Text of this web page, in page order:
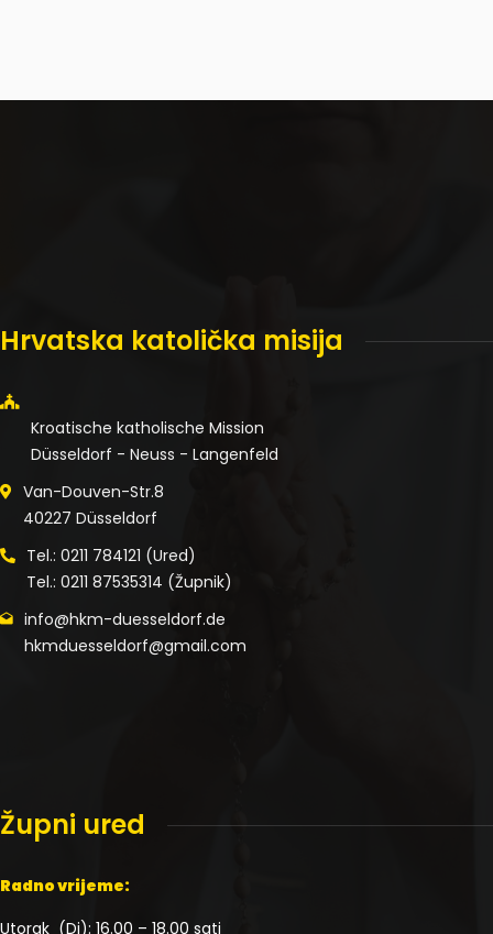
Hrvatska katolička misija
Kroatische katholische Mission
Düsseldorf - Neuss - Langenfeld
Van-Douven-Str.8
40227 Düsseldorf
Tel.: 0211 784121 (Ured)
Tel.: 0211 87535314 (Župnik)
info@hkm-duesseldorf.de
hkmduesseldorf@gmail.com
Župni ured
Radno vrijeme:
Utorak (Di): 16.00 – 18.00 sati